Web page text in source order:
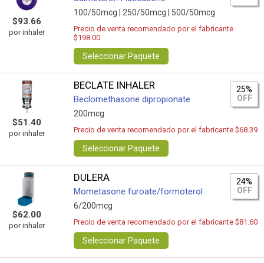
$93.66
por inhaler
100/50mcg | 250/50mcg | 500/50mcg
Precio de venta recomendado por el fabricante
$198.00
Seleccionar Paquete
$51.40
por inhaler
BECLATE INHALER
Beclomethasone dipropionate
200mcg
25%
OFF
Precio de venta recomendado por el fabricante $68.39
Seleccionar Paquete
$62.00
por inhaler
DULERA
Mometasone furoate/formoterol
6/200mcg
24%
OFF
Precio de venta recomendado por el fabricante $81.60
Seleccionar Paquete